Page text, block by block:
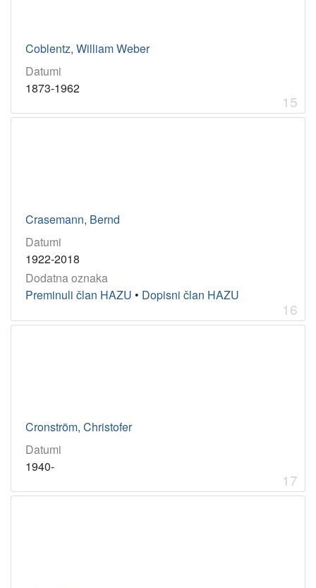
Coblentz, William Weber
Datumi
1873-1962
15
Crasemann, Bernd
Datumi
1922-2018
Dodatna oznaka
Preminuli član HAZU • Dopisni član HAZU
16
Cronström, Christofer
Datumi
1940-
17